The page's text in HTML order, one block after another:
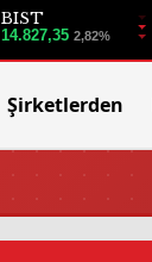
BIST
14.827,35 2,82%
Şirketlerden